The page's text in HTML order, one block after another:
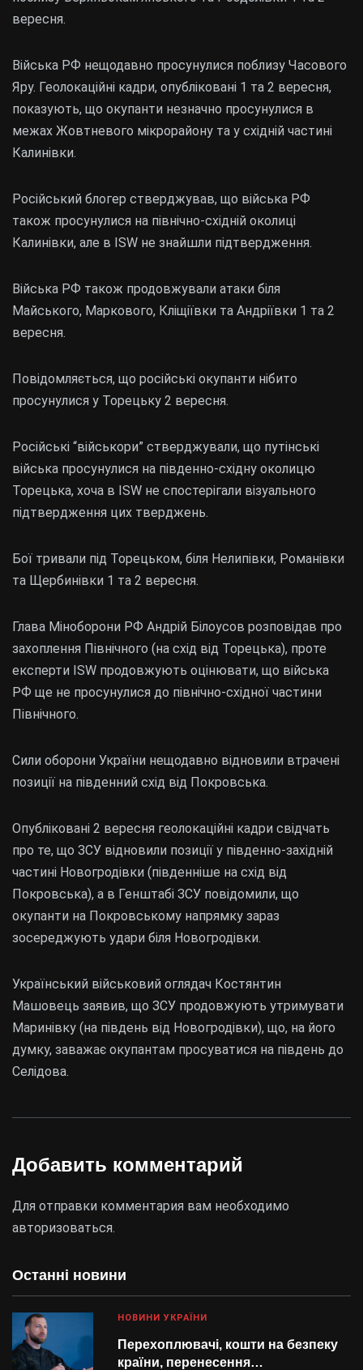
Останні новини
НОВИНИ УКРАЇНИ
Перехоплювачі, кошти на безпеку
країни, перенесення…
вересня.
Війська РФ нещодавно просунулися поблизу Часового
Яру. Геолокаційні кадри, опубліковані 1 та 2 вересня,
показують, що окупанти незначно просунулися в
межах Жовтневого мікрорайону та у східній частині
Калинівки.
Російський блогер стверджував, що війська РФ
також просунулися на північно-східній околиці
Калинівки, але в ISW не знайшли підтвердження.
Війська РФ також продовжували атаки біля
Майського, Маркового, Кліщіївки та Андріївки 1 та 2
вересня.
Повідомляється, що російські окупанти нібито
просунулися у Торецьку 2 вересня.
Російські “військори” стверджували, що путінські
війська просунулися на південно-східну околицю
Торецька, хоча в ISW не спостерігали візуального
підтвердження цих тверджень.
Бої тривали під Торецьком, біля Нелипівки, Романівки
та Щербинівки 1 та 2 вересня.
Глава Міноборони РФ Андрій Білоусов розповідав про
захоплення Північного (на схід від Торецька), проте
експерти ISW продовжують оцінювати, що війська
РФ ще не просунулися до північно-східної частини
Північного.
Сили оборони України нещодавно відновили втрачені
позиції на південний схід від Покровська.
Опубліковані 2 вересня геолокаційні кадри свідчать
про те, що ЗСУ відновили позиції у південно-західній
частині Новогродівки (південніше на схід від
Покровська), а в Генштабі ЗСУ повідомили, що
окупанти на Покровському напрямку зараз
зосереджують удари біля Новогродівки.
Український військовий оглядач Костянтин
Машовець заявив, що ЗСУ продовжують утримувати
Маринівку (на південь від Новогродівки), що, на його
думку, заважає окупантам просуватися на південь до
Селідова.
Добавить комментарий
Для отправки комментария вам необходимо
авторизоваться.